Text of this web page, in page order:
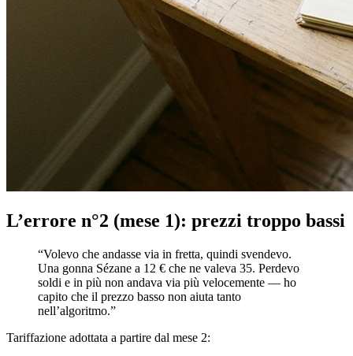
L’errore n°2 (mese 1): prezzi troppo bassi
“Volevo che andasse via in fretta, quindi svendevo.
Una gonna Sézane a 12 € che ne valeva 35. Perdevo
soldi e in più non andava via più velocemente — ho
capito che il prezzo basso non aiuta tanto
nell’algoritmo.”
Tariffazione adottata a partire dal mese 2: